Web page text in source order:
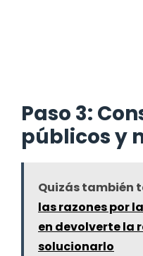
Paso 3:
públicos y
Quizás también
las razones por
en devolverte la
solucionarlo